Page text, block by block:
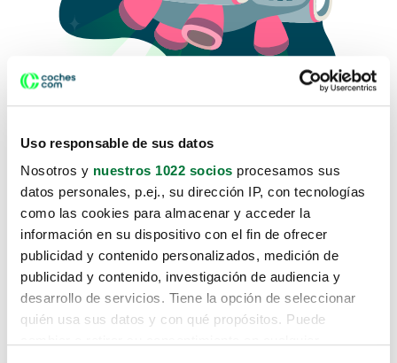
Uso responsable de sus datos
Nosotros y nuestros 1022 socios procesamos sus
datos personales, p.ej., su dirección IP, con tecnologías
como las cookies para almacenar y acceder la
información en su dispositivo con el fin de ofrecer
publicidad y contenido personalizados, medición de
publicidad y contenido, investigación de audiencia y
desarrollo de servicios. Tiene la opción de seleccionar
quién usa sus datos y con qué propósitos. Puede
Lo sentimos, no sabemos como
te hemos traido hasta aquí.
Pero puedes encontrar el coche que estás
buscando en alguno de estos enlaces: